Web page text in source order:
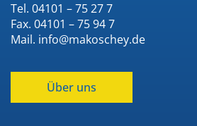
Tel. 04101 – 75 27 7
Fax. 04101 – 75 94 7
Mail. info@makoschey.de
Über uns